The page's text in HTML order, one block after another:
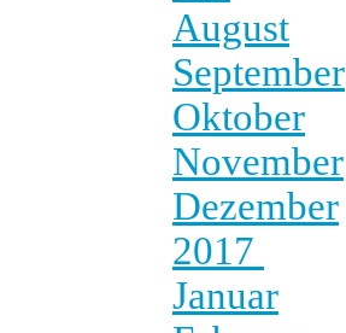
August
September
Oktober
November
Dezember
2017
Januar